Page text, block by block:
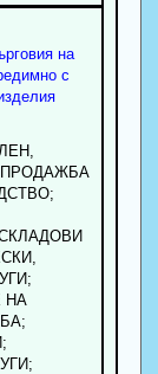
на
с
ПРОДАЖБА
НА